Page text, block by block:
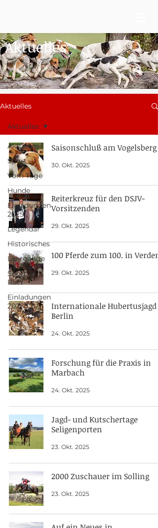
Aktuelles
Aktuelles
Aktuelles
Sport
Vom Tage
Hunde
Einladungen
2025
Legendär
Historisches
Lehrgänge
Sport in
Rot
Einladungen
2026
Aktuelles
Saisonschluß am Vogelsberg
30. Okt. 2025
Reiterkreuz für den DSJV-
Vorsitzenden
29. Okt. 2025
100 Pferde zum 100. in Verden
29. Okt. 2025
Internationale Hubertusjagd
Berlin
24. Okt. 2025
Forschung für die Praxis in
Marbach
24. Okt. 2025
Jagd- und Kutschertage
Seligenporten
23. Okt. 2025
2000 Zuschauer im Solling
23. Okt. 2025